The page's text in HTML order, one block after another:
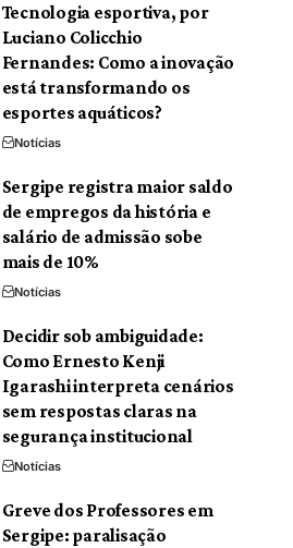
Tecnologia esportiva, por
Luciano Colicchio
Fernandes: Como a inovação
está transformando os
esportes aquáticos?
Notícias
Sergipe registra maior saldo
de empregos da história e
salário de admissão sobe
mais de 10%
Notícias
Decidir sob ambiguidade:
Como Ernesto Kenji
Igarashi interpreta cenários
sem respostas claras na
segurança institucional
Notícias
Greve dos Professores em
Sergipe: paralisação